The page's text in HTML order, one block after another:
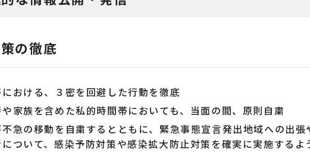
の徹底
おける、３密を回避した行動を徹底
家族を含めた私的時間帯においても、当面の間、原則自粛
急の移動を自粛するとともに、緊急事態宣言発出地域への出
ついて、感染予防対策や感染拡大防止対策を確実に実施するよ